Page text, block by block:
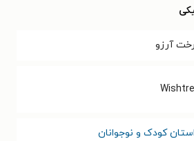
آرزو
کودک و نوجوانان